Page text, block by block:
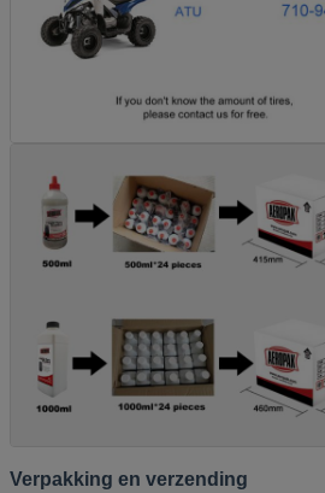
Verpakking en verzending